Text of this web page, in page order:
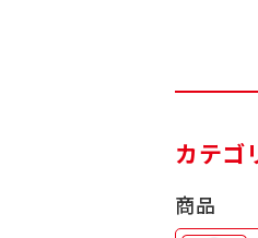
カテゴ
商品